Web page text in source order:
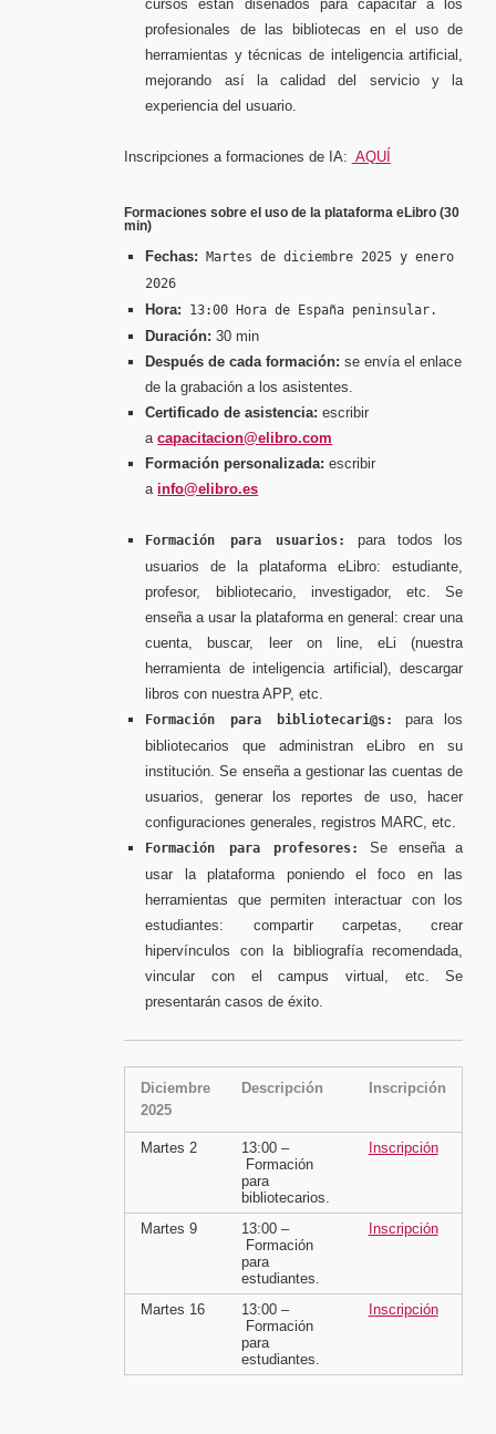
cursos están diseñados para capacitar a los
profesionales de las bibliotecas en el uso de
herramientas y técnicas de inteligencia artificial,
mejorando así la calidad del servicio y la
experiencia del usuario.
Inscripciones a formaciones de IA: AQUÍ
Formaciones sobre el uso de la plataforma eLibro (30
min)
Fechas: Martes de diciembre 2025 y enero
2026
Hora: 13:00 Hora de España peninsular.
Duración: 30 min
Después de cada formación: se envía el enlace
de la grabación a los asistentes.
Certificado de asistencia: escribir
acapacitacion@elibro.com
Formación personalizada: escribir
a info@elibro.es
Formación para usuarios:
para todos los
usuarios de la plataforma eLibro: estudiante,
profesor, bibliotecario, investigador, etc. Se
enseña a usar la plataforma en general: crear una
cuenta, buscar, leer on line, eLi (nuestra
herramienta de inteligencia artificial), descargar
libros con nuestra APP, etc.
Formación para bibliotecari@s:
para los
bibliotecarios que administran eLibro en su
institución. Se enseña a gestionar las cuentas de
usuarios, generar los reportes de uso, hacer
configuraciones generales, registros MARC, etc.
Formación para profesores:
Se enseña a
usar la plataforma poniendo el foco en las
herramientas que permiten interactuar con los
estudiantes: compartir carpetas, crear
hipervínculos con la bibliografía recomendada,
vincular con el campus virtual, etc. Se
presentarán casos de éxito.
Diciembre
2025
Descripción Inscripción
Martes 2
13:00 –
Formación
para
bibliotecarios.
Inscripción
Martes 9
13:00 –
Formación
para
estudiantes.
Inscripción
Martes 16
13:00 –
Formación
para
estudiantes.
Inscripción